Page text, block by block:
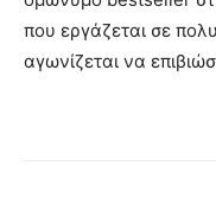
που εργάζεται σε
αγωνίζεται να